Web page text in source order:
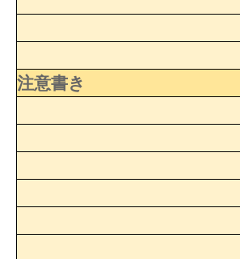
注意書き